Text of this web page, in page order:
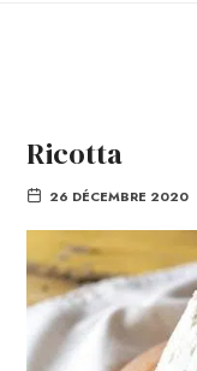
Ricotta
26 DÉCEMBRE 2020